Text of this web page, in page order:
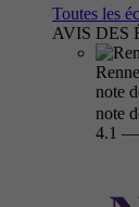
Toutes les
AVIS DES
note
note
4.1 —